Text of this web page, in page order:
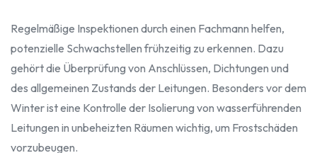
Regelmäßige Inspektionen durch einen Fachmann helfen,
potenzielle Schwachstellen frühzeitig zu erkennen. Dazu
gehört die Überprüfung von Anschlüssen, Dichtungen und
des allgemeinen Zustands der Leitungen. Besonders vor dem
Winter ist eine Kontrolle der Isolierung von wasserführenden
Leitungen in unbeheizten Räumen wichtig, um Frostschäden
vorzubeugen.